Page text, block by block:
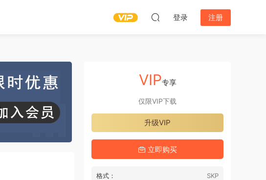
登录 注册
VIP专享
仅限VIP下载
升级VIP
立即购买
格式：
SKP